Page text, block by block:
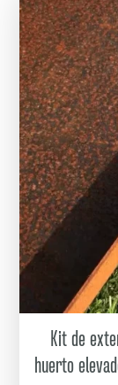
Kit de
huerto